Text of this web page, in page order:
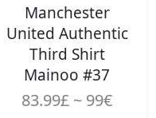
Manchester
United Authentic
Third Shirt
Mainoo #37
83.99£ ~ 99€